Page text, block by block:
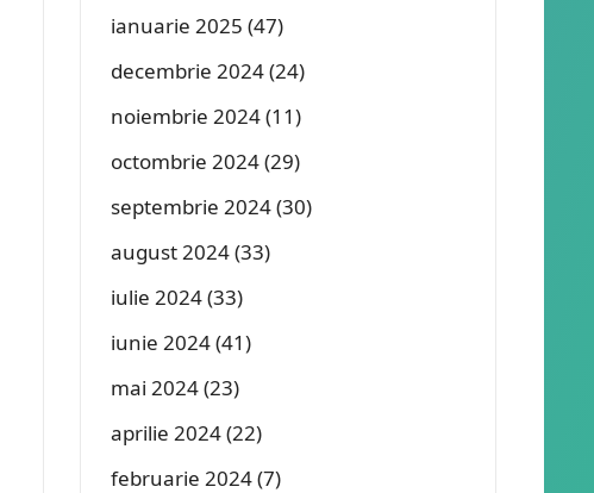
ianuarie 2025 (47)
decembrie 2024(24)
noiembrie 2024(11)
octombrie 2024(29)
septembrie 2024(30)
august 2024(33)
iulie 2024(33)
iunie 2024(41)
mai 2024(23)
aprilie 2024(22)
februarie 2024(7)